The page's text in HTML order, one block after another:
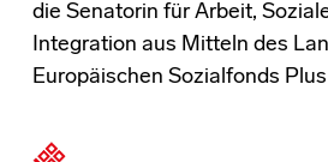
die Senatorin für Arbeit,
Integration aus Mitteln des
Europäischen Sozialfonds